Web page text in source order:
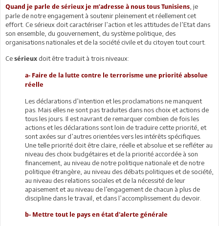
Quand je parle de sérieux je m’adresse à nous tous Tunisiens , je
parle de notre engagement à soutenir pleinement et réellement cet
effort. Ce sérieux doit caractériser l’action et les attitudes de l’Etat dans
son ensemble, du gouvernement, du système politique, des
organisations nationales et de la société civile et du citoyen tout court.
Ce sérieux doit être traduit à trois niveaux:
a- Faire de la lutte contre le terrorisme une priorité absolue
réelle
Les déclarations d’intention et les proclamations ne manquent
pas. Mais elles ne sont pas traduites dans nos choix et actions de
tous les jours. Il est navrant de remarquer combien de fois les
actions et les déclarations sont loin de traduire cette priorité, et
sont axées sur d’autres orientées vers les intérêts spécifiques.
Une telle priorité doit être claire, réelle et absolue et se refléter au
niveau des choix budgétaires et de la priorité accordée à son
financement, au niveau de notre politique nationale et de notre
politique étrangère, au niveau des débats politiques et de société,
au niveau des relations sociales et de la nécessité de leur
apaisement et au niveau de l’engagement de chacun à plus de
discipline dans le travail, et dans l’accomplissement du devoir.
b- Mettre tout le pays en état d'alerte générale